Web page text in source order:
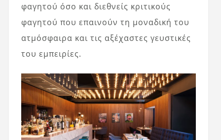
φαγητού όσο και διεθνείς κριτικούς
φαγητού που επαινούν τη μοναδική του
ατμόσφαιρα και τις αξέχαστες γευστικές
του εμπειρίες.